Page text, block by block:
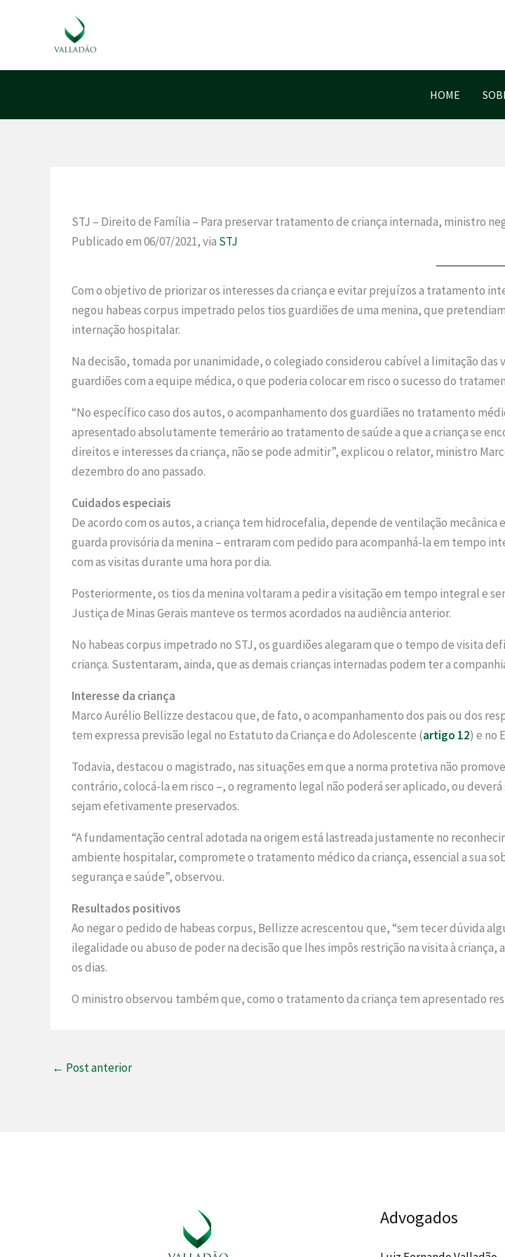
conteúdo
HOME
STJ – Direito de Família – Para preservar tratamento de criança internada, ministro
Publicado em 06/07/2021, via STJ
Com o objetivo de priorizar os interesses da criança e evitar prejuízos a tratamento
negou habeas corpus impetrado pelos tios guardiões de uma menina, que
internação hospitalar.
Na decisão, tomada por unanimidade, o colegiado considerou cabível a limitação
guardiões com a equipe médica, o que poderia colocar em risco o sucesso do
“No específico caso dos autos, o acompanhamento dos guardiães no tratamento
apresentado absolutamente temerário ao tratamento de saúde a que a criança se
direitos e interesses da criança, não se pode admitir”, explicou o relator, ministro
dezembro do ano passado.
Cuidados especiais
De acordo com os autos, a criança tem hidrocefalia, depende de ventilação
guarda provisória da menina – entraram com pedido para acompanhá-la em tempo
com as visitas durante uma hora por dia.
Posteriormente, os tios da menina voltaram a pedir a visitação em tempo integral e
Justiça de Minas Gerais manteve os termos acordados na audiência anterior.
No habeas corpus impetrado no STJ, os guardiões alegaram que o tempo de visita
criança. Sustentaram, ainda, que as demais crianças internadas podem ter a
Interesse da criança
Marco Aurélio Bellizze destacou que, de fato, o acompanhamento dos pais ou dos
tem expressa previsão legal no Estatuto da Criança e do Adolescente (artigo 12) e no
Todavia, destacou o magistrado, nas situações em que a norma protetiva não
contrário, colocá-la em risco –, o regramento legal não poderá ser aplicado, ou
sejam efetivamente preservados.
“A fundamentação central adotada na origem está lastreada justamente no
ambiente hospitalar, compromete o tratamento médico da criança, essencial a sua
segurança e saúde”, observou.
Resultados positivos
Ao negar o pedido de habeas corpus, Bellizze acrescentou que, “sem tecer dúvida
ilegalidade ou abuso de poder na decisão que lhes impôs restrição na visita à
os dias.
O ministro observou também que, como o tratamento da criança tem apresentado
← Post anterior
Advogados